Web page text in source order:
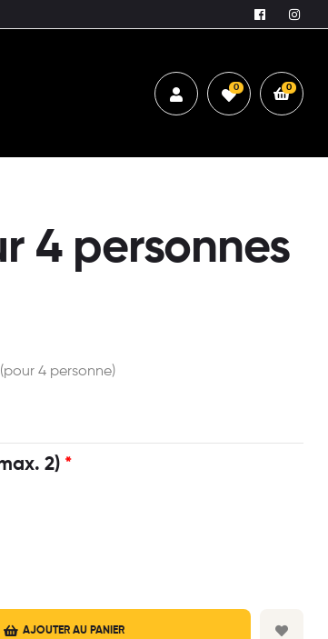
0 0
4 personnes
4 personne)
2) *
AJOUTER AU PANIER